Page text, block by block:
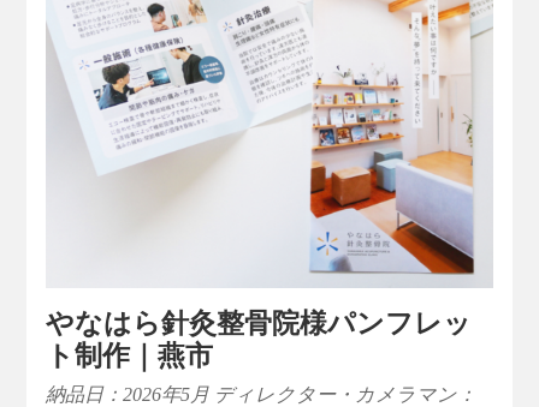
やなはら針灸整骨院様パンフレッ
ト制作｜燕市
納品日：2026年5月 ディレクター・カメラマン：